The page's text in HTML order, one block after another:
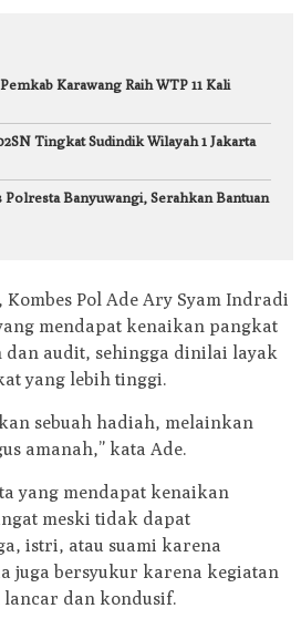
Karawang Raih WTP 11 Kali
Tingkat Sudindik Wilayah 1 Jakarta
Polresta Banyuwangi, Serahkan Bantuan
Pol Ade Ary Syam Indradi
mendapat kenaikan pangkat
audit, sehingga dinilai layak
yang lebih tinggi.
sebuah hadiah, melainkan
amanah,” kata Ade.
yang mendapat kenaikan
meski tidak dapat
istri, atau suami karena
juga bersyukur karena kegiatan
dan kondusif.